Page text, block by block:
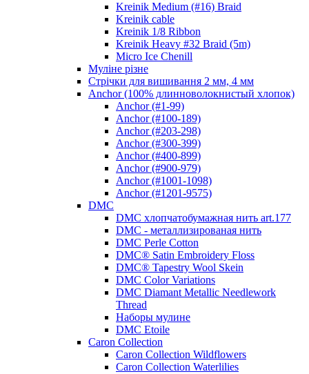
Kreinik Medium (#16) Braid
Kreinik cable
Kreinik 1/8 Ribbon
Kreinik Heavy #32 Braid (5m)
Micro Ice Chenill
Муліне різне
Стрічки для вишивання 2 мм, 4 мм
Anchor (100% длинноволокнистый хлопок)
Anchor (#1-99)
Anchor (#100-189)
Anchor (#203-298)
Anchor (#300-399)
Anchor (#400-899)
Anchor (#900-979)
Anchor (#1001-1098)
Anchor (#1201-9575)
DMC
DMC хлопчатобумажная нить art.177
DMC - металлизированая нить
DMC Perle Cotton
DMC® Satin Embroidery Floss
DMC® Tapestry Wool Skein
DMC Color Variations
DMC Diamant Metallic Needlework
Thread
Наборы мулине
DMC Etoile
Caron Collection
Caron Collection Wildflowers
Caron Collection Waterlilies